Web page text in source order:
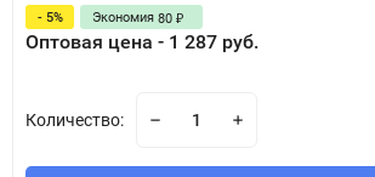
- 5% Экономия 80 ₽
Оптовая цена - 1 287 руб.
Количество: